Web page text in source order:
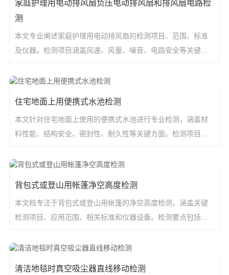
家庭护理用电动排风扇负压电动排风扇和排风扇电路检
测
本文专业阐述家庭护理用电动排风扇的检测项目、范围、标准
及仪器。检测项目涵盖风速、风量、噪音、电路安全等关键参
住宅地面上用便携式水池检测
本文针对住宅地面上使用的便携式水池进行专业检测，涵盖材
料性能、结构安全、密封性、耐久性等关键方面。检测项目包
背包式或登山用帐蓬净空高度检测
本文档专注于背包式或登山用帐篷的净空高度检测，涵盖关键
检测项目、应用范围、相关标准和仪器设备。检测要点包括高
清洁地毯时真空吸尘器直线移动检测